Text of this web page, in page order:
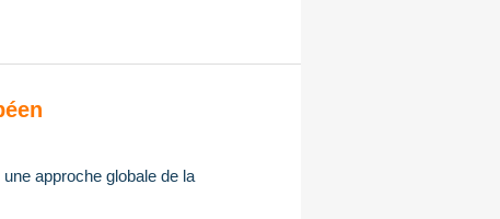
approche globale de la